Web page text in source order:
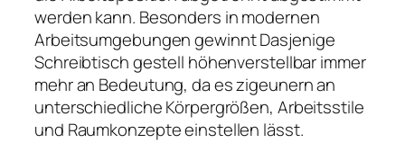
werden kann. Besonders in modernen
Arbeitsumgebungen gewinnt Dasjenige
Schreibtisch gestell höhenverstellbar immer
mehr an Bedeutung, da es zigeunern an
unterschiedliche Körpergrößen, Arbeitsstile
und Raumkonzepte einstellen lässt.